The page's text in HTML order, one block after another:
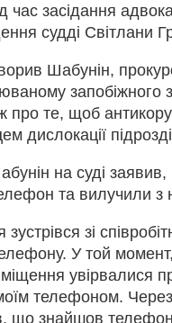
час засідання
судді Світлани
Шабунін,
запобіжного
про те, щоб
дислокації
на суді
та вилучили з
зустрівся зі
У той
увірвалися
телефоном.
що знайшов телефон